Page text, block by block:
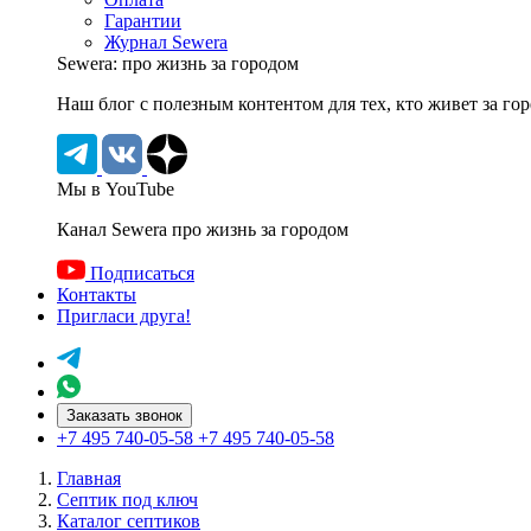
Гарантии
Журнал Sewera
Sewera: про жизнь за городом
Наш блог c полезным контентом для тех, кто живет за
Мы в YouTube
Канал Sewera про жизнь за городом
Подписаться
Контакты
Пригласи друга!
Заказать звонок
+7 495 740-05-58 +7 495 740-05-58
Главная
Септик под ключ
Каталог септиков